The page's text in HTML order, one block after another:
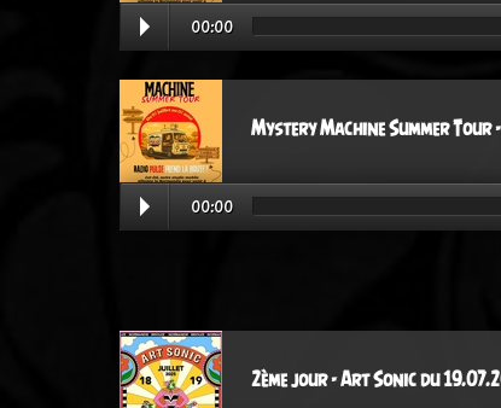
00:00
Mystery Machine Summer
00:00
2ème jour - Art Sonic du